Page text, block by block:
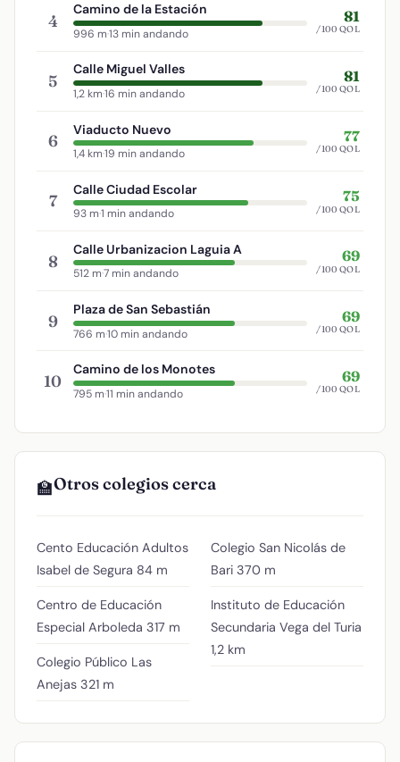
4
Camino de la Estación
996 m·13 min andando
81
/100 QOL
5
Calle Miguel Valles
1,2 km·16 min andando
81
/100 QOL
6
Viaducto Nuevo
1,4 km·19 min andando
77
/100 QOL
7
Calle Ciudad Escolar
93 m·1 min andando
75
/100 QOL
8
Calle Urbanizacion Laguia A
512 m·7 min andando
69
/100 QOL
9
Plaza de San Sebastián
766 m·10 min andando
69
/100 QOL
10
Camino de los Monotes
795 m·11 min andando
69
/100 QOL
🏫Otros colegios cerca
Cento Educación Adultos
Isabel de Segura 84 m
Centro de Educación
Especial Arboleda 317 m
Colegio Público Las
Anejas 321 m
Colegio San Nicolás de
Bari 370 m
Instituto de Educación
Secundaria Vega del Turia
1,2 km